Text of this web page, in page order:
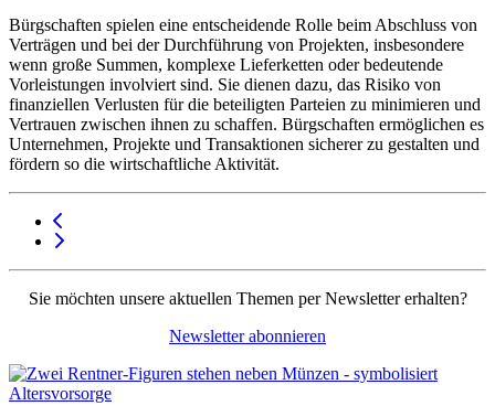
Bürgschaften spielen eine entscheidende Rolle beim Abschluss von
Verträgen und bei der Durchführung von Projekten, insbesondere
wenn große Summen, komplexe Lieferketten oder bedeutende
Vorleistungen involviert sind. Sie dienen dazu, das Risiko von
finanziellen Verlusten für die beteiligten Parteien zu minimieren und
Vertrauen zwischen ihnen zu schaffen. Bürgschaften ermöglichen es
Unternehmen, Projekte und Transaktionen sicherer zu gestalten und
fördern so die wirtschaftliche Aktivität.
Sie möchten unsere aktuellen Themen per Newsletter erhalten?
Newsletter abonnieren